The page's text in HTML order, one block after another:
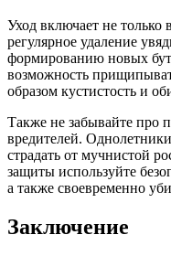
Уход включает не
регулярное удаление
формированию новых
возможность
образом кустистость и
Также не забывайте про
вредителей.
страдать от мучнистой
защиты используйте
а также своевременно
Заключение